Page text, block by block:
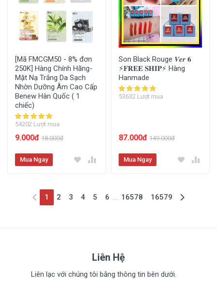
[Mã FMCGM50 - 8% đơn
250K] Hàng Chính Hãng-
Mặt Nạ Trắng Da Sạch
Nhờn Dưỡng Âm Cao Cấp
Benew Hàn Quốc ( 1
chiếc)
54202 Lượt mua
9.000đ 18.000đ
Mua Ngay
Son Black Rouge 𝑽𝒆𝒓 𝟔
⚡️𝐅𝐑𝐄𝐄 𝐒𝐇𝐈𝐏⚡️ Hàng
Hanmade
53632 Lượt mua
87.000đ 149.000đ
Mua Ngay
1 (current)
2 3 4 5 6 ... 16578 16579
Liên Hệ
Liên lạc với chúng tôi bằng thông tin bên dưới.